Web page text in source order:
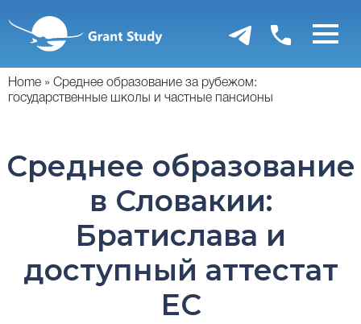
основному
содержанию
Home
Среднее образование за рубежом:
государственные школы и частные пансионы
Среднее образование
в Словакии:
Братислава и
доступный аттестат
ЕС